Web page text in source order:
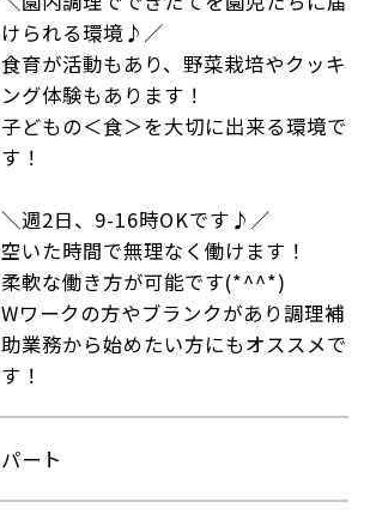
けられる環境♪／
食育が活動もあり、野菜栽培やクッキ
ング体験もあります！
子どもの＜食＞を大切に出来る環境で
す！
＼週2日、9-16時OKです♪／
空いた時間で無理なく働けます！
柔軟な働き方が可能です(*^^*)
Wワークの方やブランクがあり調理補
助業務から始めたい方にもオススメで
す！
パート